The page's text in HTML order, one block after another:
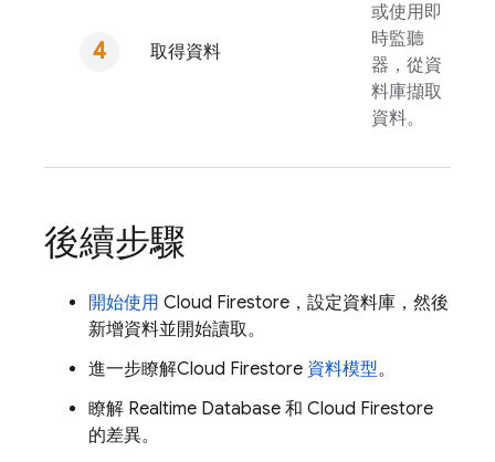
取得資料
或使用即
時監聽
器，從資
料庫擷取
資料。
後續步驟
開始使用 Cloud Firestore ，設定資料庫，然後
新增資料並開始讀取。
進一步瞭解Cloud Firestore 資料模型。
瞭解 Realtime Database 和 Cloud Firestore
的差異。